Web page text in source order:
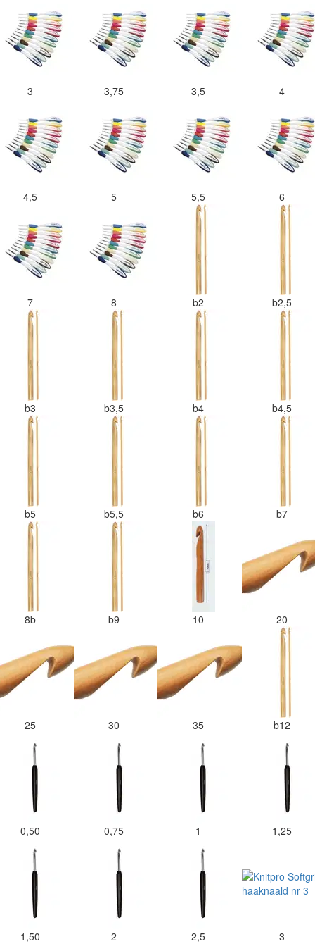
3 3,75 3,5 4
4,5 5 5,5 6
7 8 b2 b2,5
b3 b3,5 b4 b4,5
b5 b5,5 b6 b7
8b b9 10 20
25 30 35 b12
0,50 0,75 1 1,25
1,50 2 2,5 3